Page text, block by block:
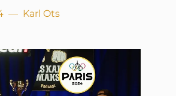
— Karl Ots